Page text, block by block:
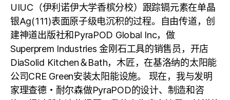
UIUC（伊利诺伊大学香槟分校）跟踪镉元素在单晶
银Ag(111)表面原子级电沉积的过程。自由传道，创
建神道出版社和PyraPOD Global Inc，做
Superprem Industries 金刚石工具的销售员，开店
DiaSolid Kitchen＆Bath，木匠，在基洛纳的太阳能
公司CRE Green安装太阳能设施。 现在，我与发明
家理查德・耐尔森做PyraPOD的设计、制造和咨